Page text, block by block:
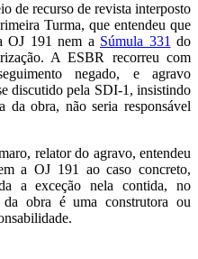
de recurso de revista interposto
Turma, que entendeu que
OJ 191 nem a Súmula 331 do
A ESBR recorreu com
negado, e agravo
discutido pela SDI-1, insistindo
da obra, não seria responsável
relator do agravo, entendeu
a OJ 191 ao caso concreto,
a exceção nela contida, no
obra é uma construtora ou